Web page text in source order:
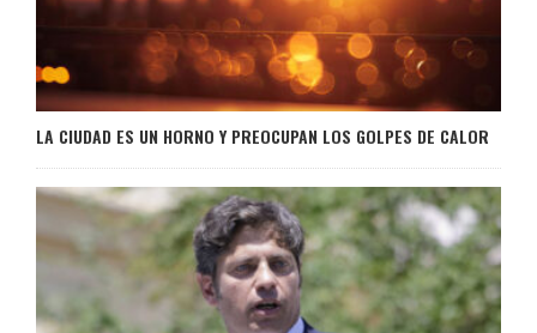
LA CIUDAD ES UN HORNO Y PREOCUPAN LOS GOLPES DE CALOR